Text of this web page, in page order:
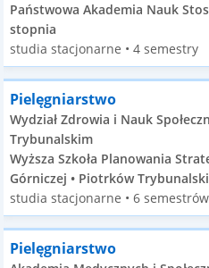
Państwowa Akademia Nauk
stopnia
studia stacjonarne • 4 semestry
Pielęgniarstwo
Wydział Zdrowia i Nauk
Trybunalskim
Wyższa Szkoła Planowania
Górniczej • Piotrków
studia stacjonarne • 6 semestrów
Pielęgniarstwo